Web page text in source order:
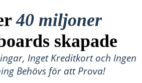
40 miljoner
skapade
Inget Kreditkort och Ingen
Behövs för att Prova!